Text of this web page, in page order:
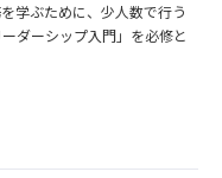
学ぶために、少人数で行う
ダーシップ入門」を必修と